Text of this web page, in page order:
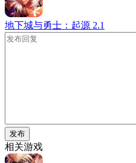
地下城与勇士：起源 2.1
发布
相关游戏